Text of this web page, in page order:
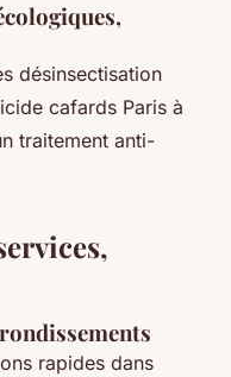
désinsectisation
cafards Paris à
traitement anti-
rapides dans